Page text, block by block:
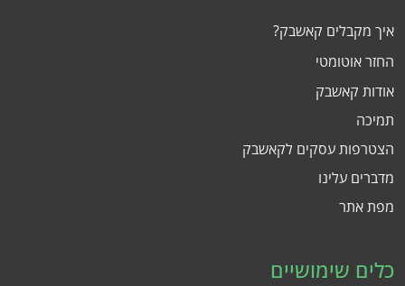
איך מקבלים קאשבק?
החזר אוטומטי
אודות קאשבק
תמיכה
הצטרפות עסקים לקאשבק
מדברים עלינו
מפת אתר
כלים שימושיים